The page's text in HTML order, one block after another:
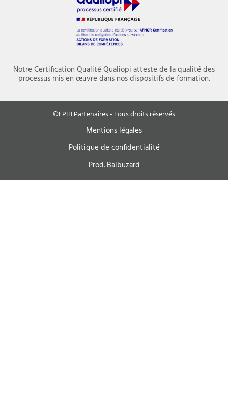
Notre Certification Qualité Qualiopi atteste de la qualité des
processus mis en œuvre dans nos dispositifs de formation.
©LPHI Partenaires - Tous droits réservés
Mentions légales
Politique de confidentialité
Prod. Balbuzard